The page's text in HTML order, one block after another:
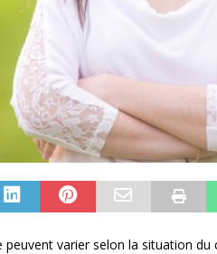
peuvent varier selon la situation